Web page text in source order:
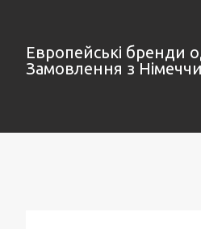
Европейські бренди
Замовлення з